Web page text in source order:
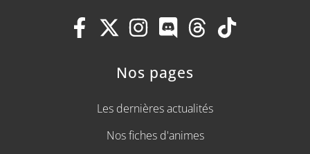
Nos pages
Les dernières actualités
Nos fiches d'animes